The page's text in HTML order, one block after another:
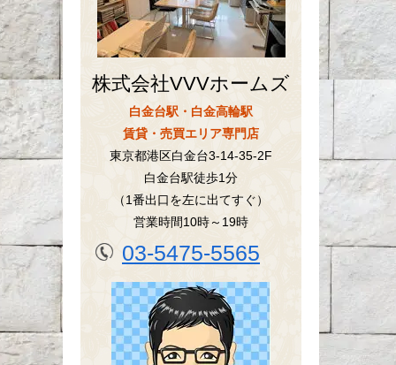
株式会社VVVホームズ
白金台駅・白金高輪駅
賃貸・売買エリア専門店
東京都港区白金台3-14-35-2F
白金台駅徒歩1分
（1番出口を左に出てすぐ）
営業時間10時～19時
03-5475-5565